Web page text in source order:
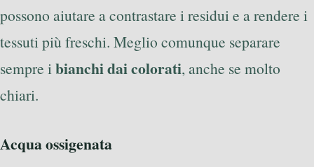
possono aiutare a contrastare i residui e a rendere i
tessuti più freschi. Meglio comunque separare
sempre ibianchi dai colorati, anche se molto
chiari.
Acqua ossigenata